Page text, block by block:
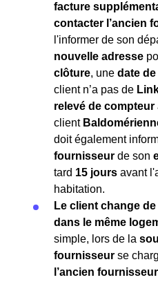
facture
contacter l’ancien
l'informer de son
nouvelle adresse
clôture, une date
client n’a pas de
relevé de compteur
client
doit également
fournisseur de son
tard 15 jours avant
habitation.
Le client change
dans le même
simple, lors de la
fournisseur se
l’ancien fournisseur